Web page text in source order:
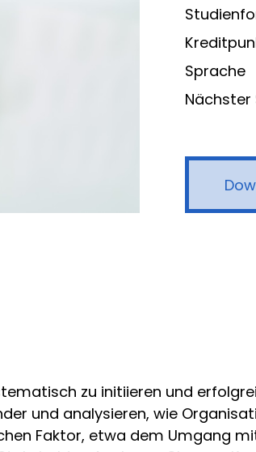
Sprache
zu initiieren und
und analysieren, wie
Faktor, etwa dem Umgang